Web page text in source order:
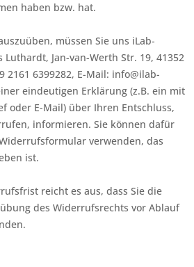
haben bzw. hat.
müssen Sie uns iLab-
Jan-van-Werth Str. 19, 41352
2161 6399282, E-Mail: info@ilab-
eindeutigen Erklärung (z.B. ein mit
oder E-Mail) über Ihren Entschluss,
informieren. Sie können dafür
verwenden, das
ist.
reicht es aus, dass Sie die
des Widerrufsrechts vor Ablauf